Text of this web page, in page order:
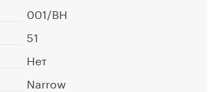
001/BH
51
Нет
Narrow